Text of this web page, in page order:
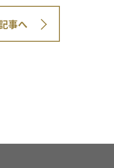
事へ